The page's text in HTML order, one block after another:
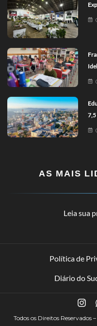
7,5
AS MAIS
Leia sua
Política de
Diário do
Todos os Direitos Reservados